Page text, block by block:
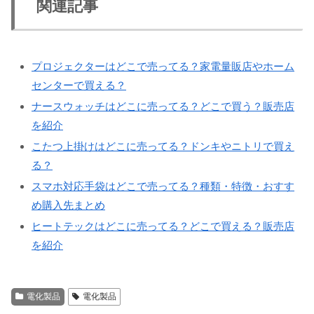
関連記事
プロジェクターはどこで売ってる？家電量販店やホーム
センターで買える？
ナースウォッチはどこに売ってる？どこで買う？販売店
を紹介
こたつ上掛けはどこに売ってる？ドンキやニトリで買え
る？
スマホ対応手袋はどこで売ってる？種類・特徴・おすす
め購入先まとめ
ヒートテックはどこに売ってる？どこで買える？販売店
を紹介
電化製品 電化製品